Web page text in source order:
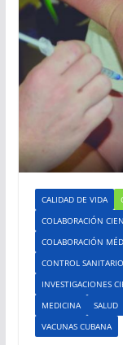
CALIDAD DE VIDA
COLABORACIÓN
COLABORACIÓN
CONTROL SANITARIO
INVESTIGACIONES
MEDICINA
SALUD
VACUNAS CUBANA